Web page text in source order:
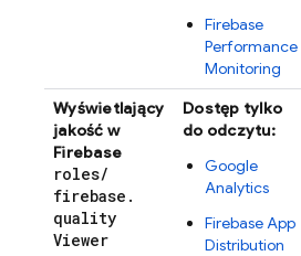
Firebase
Performance
Monitoring
Wyświetlający
jakość w
Firebase
roles/
firebase .
quality
Viewer
Dostęp tylko
do odczytu:
Google
Analytics
Firebase App
Distribution